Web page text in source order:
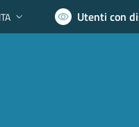
Lingua attiva:
ITA Utenti con